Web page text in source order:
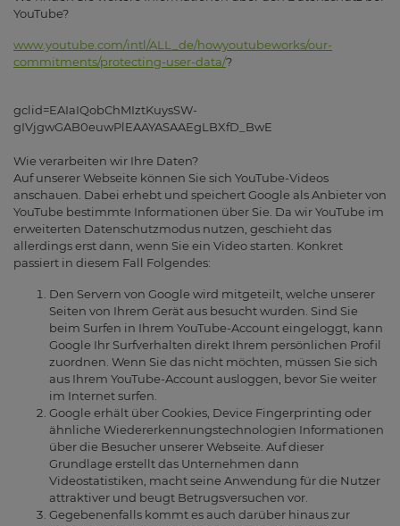
YouTube?
www.youtube.com/intl/ALL_de/howyoutubeworks/our-
commitments/protecting-user-data/?
gclid=EAIaIQobChMIztKuysSW-
gIVjgwGAB0euwPlEAAYASAAEgLBXfD_BwE
Wie verarbeiten wir Ihre Daten?
Auf unserer Webseite können Sie sich YouTube-Videos
anschauen. Dabei erhebt und speichert Google als Anbieter von
YouTube bestimmte Informationen über Sie. Da wir YouTube im
erweiterten Datenschutzmodus nutzen, geschieht das
allerdings erst dann, wenn Sie ein Video starten. Konkret
passiert in diesem Fall Folgendes:
Den Servern von Google wird mitgeteilt, welche unserer
Seiten von Ihrem Gerät aus besucht wurden. Sind Sie
beim Surfen in Ihrem YouTube-Account eingeloggt, kann
Google Ihr Surfverhalten direkt Ihrem persönlichen Profil
zuordnen. Wenn Sie das nicht möchten, müssen Sie sich
aus Ihrem YouTube-Account ausloggen, bevor Sie weiter
im Internet surfen.
Google erhält über Cookies, Device Fingerprinting oder
ähnliche Wiedererkennungstechnologien Informationen
über die Besucher unserer Webseite. Auf dieser
Grundlage erstellt das Unternehmen dann
Videostatistiken, macht seine Anwendung für die Nutzer
attraktiver und beugt Betrugsversuchen vor.
Gegebenenfalls kommt es auch darüber hinaus zur